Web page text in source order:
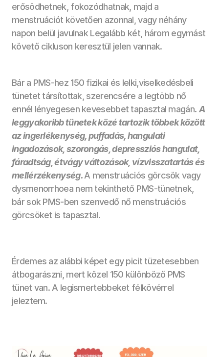
erősödhetnek, fokozódhatnak, majd a
menstruációt követően azonnal, vagy néhány
napon belül javulnak Legalább két, három egymást
követő cikluson keresztül jelen vannak.
Bár a PMS-hez 150 fizikai és lelki,viselkedésbeli
tünetet társítottak, szerencsére a legtöbb nő
ennél lényegesen kevesebbet tapasztal magán. A
leggyakoribb tünetek közé tartozik többek között
az ingerlékenység, puffadás, hangulati
ingadozások, szorongás, depressziós hangulat,
fáradtság, étvágy változások, vízvisszatartás és
mellérzékenység. A menstruációs görcsök vagy
dysmenorrhoea nem tekinthető PMS-tünetnek,
bár sok PMS-ben szenvedő nő menstruációs
görcsöket is tapasztal.
Érdemes az alábbi képet egy picit tüzetesebben
átbogarászni, mert közel 150 különböző PMS
tünet van. A legismertebbeket félkövérrel
jeleztem.